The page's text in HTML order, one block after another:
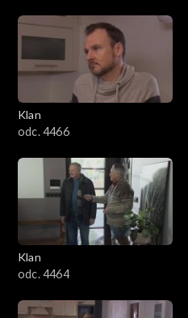
Klan
odc. 4466
Klan
odc. 4464